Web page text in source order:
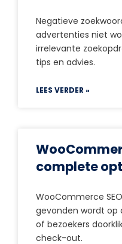
Negatieve
advertenties niet
irrelevante
tips en advies.
LEES VERDER »
complete
WooCommerce
gevonden wordt op
of bezoekers
check-out.